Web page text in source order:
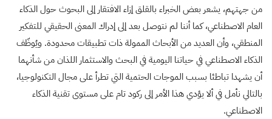
من جهتهم، يشعر بعض الخبراء بالقلق إزاء الافتقار إلى البحوث حول الذكاء
العام الاصطناعي، كما أننا لم نتوصل بعد إلى إدراك المعنى الحقيقي للتفكير
المنطقي، وأن العديد من الأبحاث الممولة ذات تطبيقات محدودة. ويُوظّف
الذكاء الاصطناعي في حياتنا اليومية في البحث والاستثمار اللذان من شأنهما
أن يشهدا تباطئا بسبب الموجات الحتمية التي تطرأ على مجال التكنولوجيا،
بالتالي نأمل في ألا يؤدي هذا الأمر إلى ركود تام على مستوى تقنية الذكاء
الاصطناعي.